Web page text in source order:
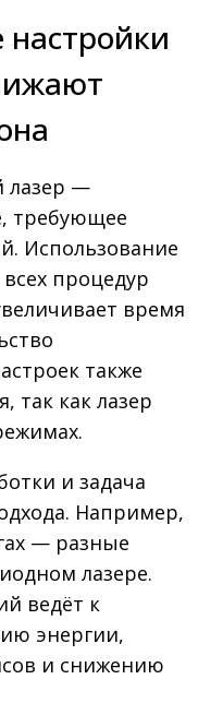
лазер —
требующее
Использование
процедур
время
также
так как лазер
и задача
Например,
— разные
лазере.
ведёт к
энергии,
и снижению